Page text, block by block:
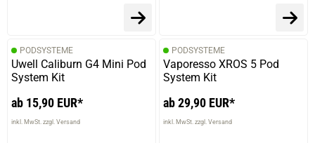
PODSYSTEME
Uwell Caliburn G4 Mini Pod
System Kit
ab 15,90 EUR*
inkl. MwSt. zzgl. Versand
PODSYSTEME
Vaporesso XROS 5 Pod
System Kit
ab 29,90 EUR*
inkl. MwSt. zzgl. Versand